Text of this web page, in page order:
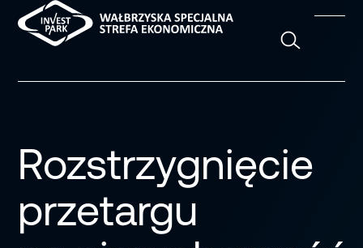
Rozstrzygnięcie
przetargu